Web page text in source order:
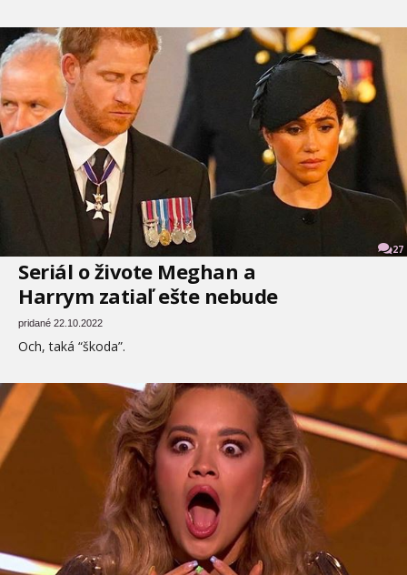
27
Seriál o živote Meghan a
Harrym zatiaľ ešte nebude
pridané 22.10.2022
Och, taká “škoda”.